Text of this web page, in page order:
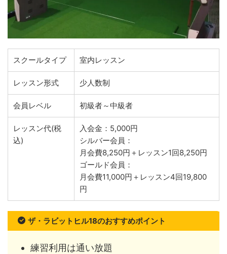
スクールタイプ 室内レッスン
レッスン形式 少人数制
会員レベル 初級者～中級者
レッスン代(税
込)
入会金：5,000円
シルバー会員：
月会費8,250円＋レッスン1回8,250円
ゴールド会員：
月会費11,000円＋レッスン4回19,800
円
ザ・ラビットヒル18のおすすめポイント
練習利用は通い放題